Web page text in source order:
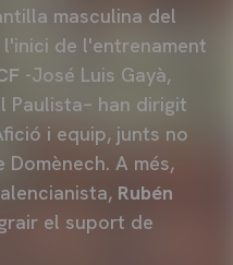
masculina del
l'inici de l'entrenament
-José Luis Gayà,
Paulista– han dirigit
i equip, junts no
A més,
Rubén
el suport de